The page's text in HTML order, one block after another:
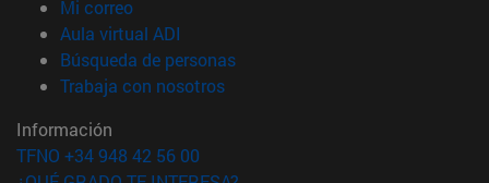
Mi correo(abre en nueva ventana)
Aula virtual ADI
Búsqueda de personas(abre en nueva ventana)
Trabaja con nosotros(abre en nueva ventana)
Información
TFNO +34 948 42 56 00